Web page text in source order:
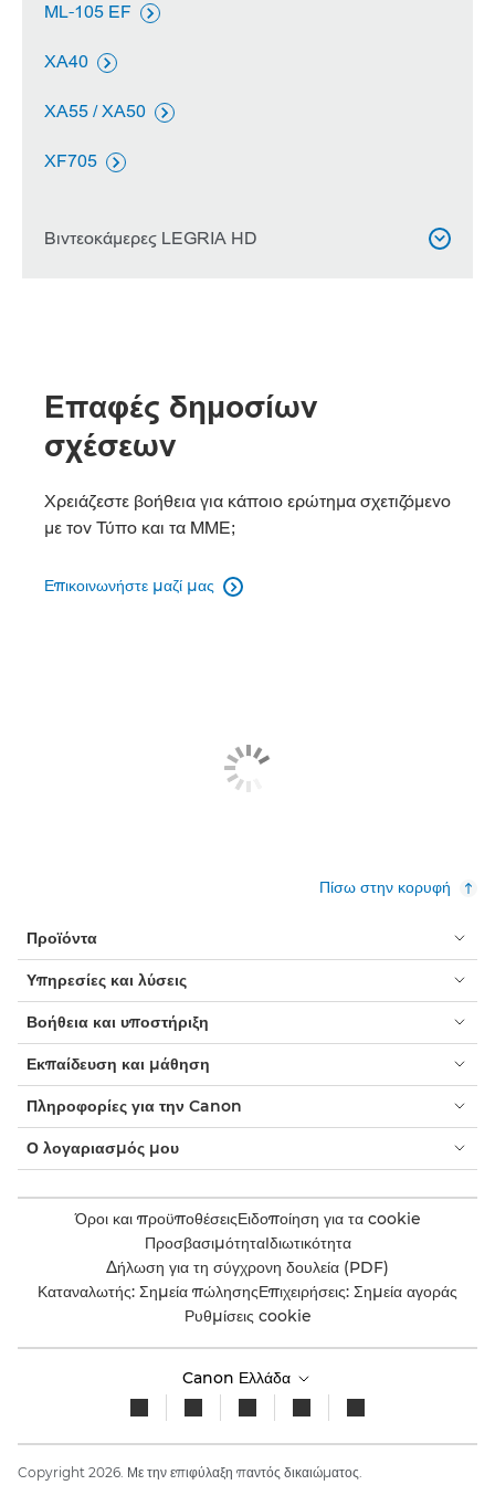
ML-105 EF 
XA40 
XA55 / XA50 
XF705 
Βιντεοκάμερες LEGRIA HD 
LEGRIA HF G60
Επαφές δημοσίων
σχέσεων
Χρειάζεστε βοήθεια για κάποιο ερώτημα σχετιζόμενο
με τον Τύπο και τα ΜΜΕ;
Επικοινωνήστε μαζί μας 
Πίσω στην κορυφή
Προϊόντα
Υπηρεσίες και λύσεις
Βοήθεια και υποστήριξη
Εκπαίδευση και μάθηση
Πληροφορίες για την Canon
Ο λογαριασμός μου
Όροι και προϋποθέσειςΕιδοποίηση για τα cookie
ΠροσβασιμότηταΙδιωτικότητα
Δήλωση για τη σύγχρονη δουλεία (PDF)
Καταναλωτής: Σημεία πώλησηςΕπιχειρήσεις: Σημεία αγοράς
Ρυθμίσεις cookie
Canon Ελλάδα
Copyright 2026. Με την επιφύλαξη παντός δικαιώματος.